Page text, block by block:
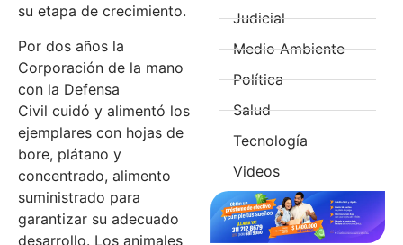
su etapa de crecimiento.
Por dos años la
Corporación de la mano
con la Defensa
Civil cuidó y alimentó los
ejemplares con hojas de
bore, plátano y
concentrado, alimento
suministrado para
garantizar su adecuado
desarrollo. Los animales
Judicial
Medio Ambiente
Política
Salud
Tecnología
Videos